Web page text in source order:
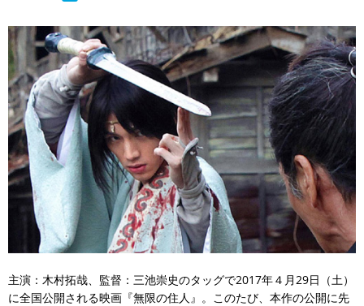
主演：木村拓哉、監督：三池崇史のタッグで2017年４月29日（土）
に全国公開される映画『無限の住人』。このたび、本作の公開に先